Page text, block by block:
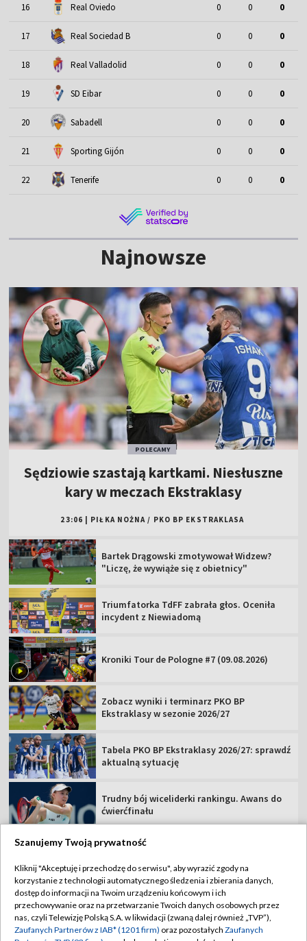
16 Real Oviedo 0 0 0
17 Real Sociedad B 0 0 0
18 Real Valladolid 0 0 0
19 SD Eibar 0 0 0
20 Sabadell 0 0 0
21 Sporting Gijón 0 0 0
22 Tenerife 0 0 0
Najnowsze
POLECAMY
Sędziowie szastają kartkami. Niesłuszne
kary w meczach Ekstraklasy
23:06 PIŁKA NOŻNA / PKO BP EKSTRAKLASA
Bartek Drągowski zmotywował Widzew?
"Liczę, że wywiąże się z obietnicy"
Triumfatorka TdFF zabrała głos. Oceniła
incydent z Niewiadomą
Kroniki Tour de Pologne #7 (09.08.2026)
Zobacz wyniki i terminarz PKO BP
Ekstraklasy w sezonie 2026/27
Tabela PKO BP Ekstraklasy 2026/27: sprawdź
aktualną sytuację
Trudny bój wiceliderki rankingu. Awans do
ćwierćfinału
TVP
Abonament TVP
Sklep TVP
Regulamin TVP
Polityka prywatności
Szanujemy Twoją prywatność
Kliknij "Akceptuję i przechodzę do serwisu", aby wyrazić zgody na
korzystanie z technologii automatycznego śledzenia i zbierania danych,
dostęp do informacji na Twoim urządzeniu końcowym i ich
przechowywanie oraz na przetwarzanie Twoich danych osobowych przez
nas, czyli Telewizję Polską S.A. w likwidacji (zwaną dalej również „TVP”),
Zaufanych Partnerów z IAB* (1201 firm) oraz pozostałych Zaufanych